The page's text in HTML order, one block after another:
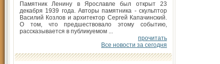
Памятник Ленину в Ярославле был открыт 23
декабря 1939 года. Авторы памятника - скульптор
Василий Козлов и архитектор Сергей Капачинский.
О том, что предшествовало этому событию,
рассказывается в публикуемом ...
прочитать
Все новости за сегодня